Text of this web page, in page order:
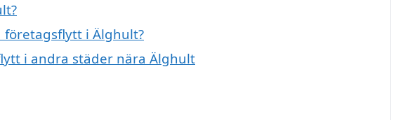
i Älghult?
i andra städer nära Älghult